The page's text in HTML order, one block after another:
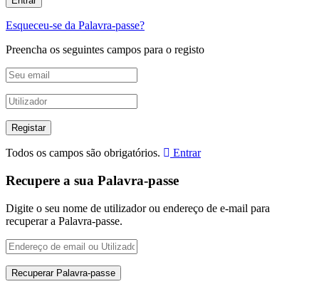
Esqueceu-se da Palavra-passe?
Preencha os seguintes campos para o registo
Todos os campos são obrigatórios. Entrar
Recupere a sua Palavra-passe
Digite o seu nome de utilizador ou endereço de e-mail para
recuperar a Palavra-passe.